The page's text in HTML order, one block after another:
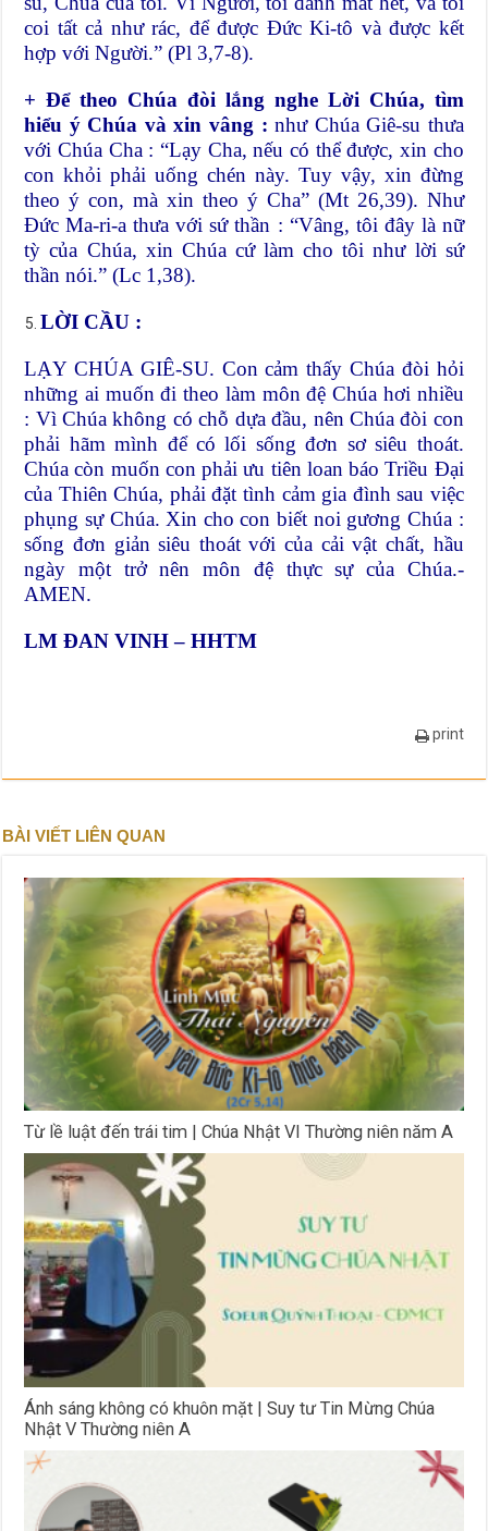
coi tất cả như rác, để được Đức Ki-tô và được kết
hợp với Người.” (Pl 3,7-8).
+ Để theo Chúa đòi lắng nghe Lời Chúa, tìm
hiểu ý Chúa và xin vâng : như Chúa Giê-su thưa
với Chúa Cha : “Lạy Cha, nếu có thể được, xin cho
con khỏi phải uống chén này. Tuy vậy, xin đừng
theo ý con, mà xin theo ý Cha” (Mt 26,39). Như
Đức Ma-ri-a thưa với sứ thần : “Vâng, tôi đây là nữ
tỳ của Chúa, xin Chúa cứ làm cho tôi như lời sứ
thần nói.” (Lc 1,38).
LỜI CẦU :
LẠY CHÚA GIÊ-SU. Con cảm thấy Chúa đòi hỏi
những ai muốn đi theo làm môn đệ Chúa hơi nhiều
: Vì Chúa không có chỗ dựa đầu, nên Chúa đòi con
phải hãm mình để có lối sống đơn sơ siêu thoát.
Chúa còn muốn con phải ưu tiên loan báo Triều Đại
của Thiên Chúa, phải đặt tình cảm gia đình sau việc
phụng sự Chúa. Xin cho con biết noi gương Chúa :
sống đơn giản siêu thoát với của cải vật chất, hầu
ngày một trở nên môn đệ thực sự của Chúa.-
AMEN.
LM ĐAN VINH – HHTM
print
BÀI VIẾT LIÊN QUAN
Từ lề luật đến trái tim | Chúa Nhật VI Thường niên năm A
Ánh sáng không có khuôn mặt | Suy tư Tin Mừng Chúa
Nhật V Thường niên A